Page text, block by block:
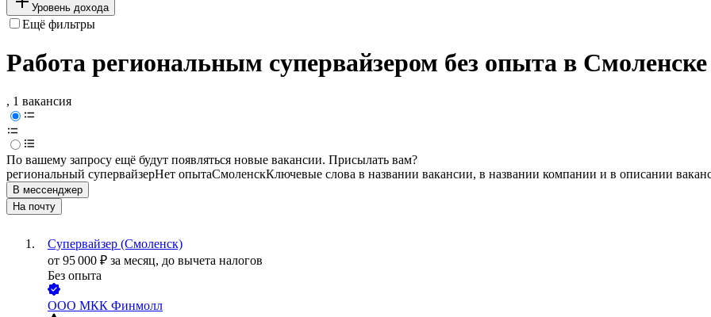
Уровень дохода
Ещё фильтры
Работа региональным супервайзером без опыта в Смоленске
, 1 вакансия
По вашему запросу ещё будут появляться новые вакансии. Присылать вам?
региональный супервайзерНет опытаСмоленскКлючевые слова в названии вакансии, в названии компании и в описании
В мессенджер
На почту
Супервайзер (Смоленск)
от 95 000 ₽ за месяц, до вычета налогов
Без опыта
ООО МКК Финмолл